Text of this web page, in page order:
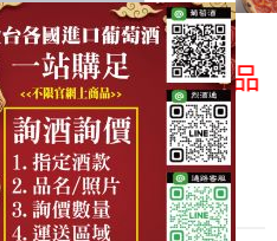
進口酒類商品 專
銷&活動